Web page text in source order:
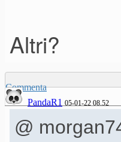
Altri?
Commenta
PandaR1 05-01-22 08.52
@